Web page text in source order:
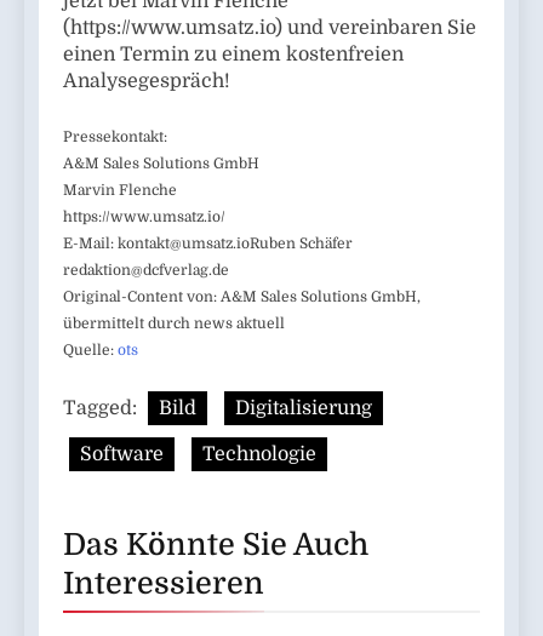
(https://www.umsatz.io) und vereinbaren Sie
einen Termin zu einem kostenfreien
Analysegespräch!
Pressekontakt:
A&M Sales Solutions GmbH
Marvin Flenche
https://www.umsatz.io/
E-Mail: kontakt@umsatz.ioRuben Schäfer
redaktion@dcfverlag.de
Original-Content von: A&M Sales Solutions GmbH,
übermittelt durch news aktuell
Quelle: ots
Tagged: Bild Digitalisierung
Software Technologie
Das Könnte Sie Auch
Interessieren